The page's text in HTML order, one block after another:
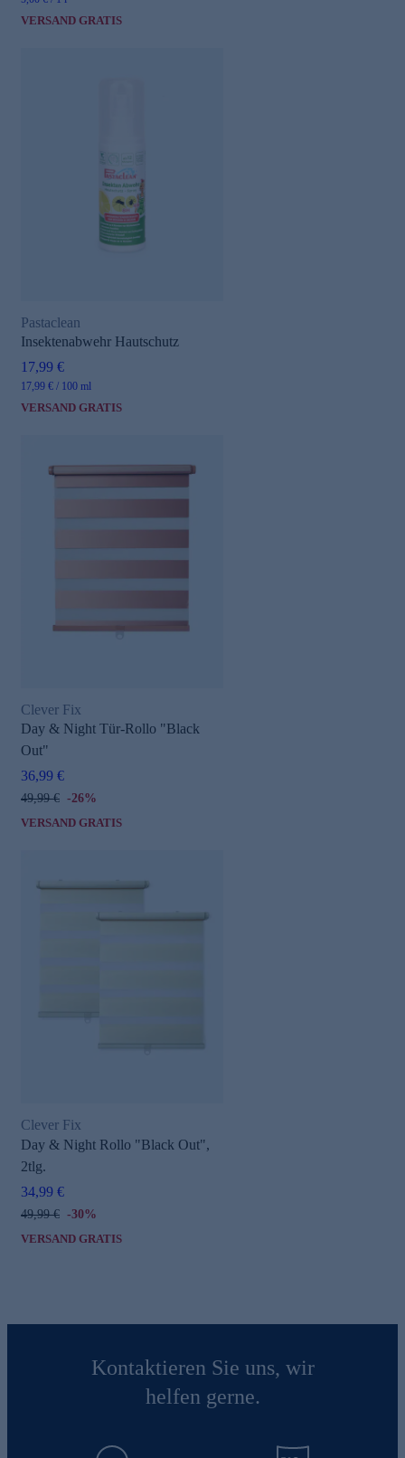
VERSAND GRATIS
Pastaclean
Insektenabwehr Hautschutz
17,99 €
17,99 € / 100 ml
VERSAND GRATIS
Clever Fix
Day & Night Tür-Rollo "Black
Out"
36,99 €
49,99 € -26%
VERSAND GRATIS
Clever Fix
Day & Night Rollo "Black Out",
2tlg.
34,99 €
49,99 € -30%
VERSAND GRATIS
Kontaktieren Sie uns, wir
helfen gerne.